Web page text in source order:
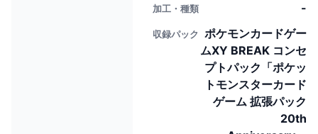
加工・種類 -
収録パック
ポケモンカードゲー
ムXY BREAK コンセ
プトパック「ポケッ
トモンスターカード
ゲーム 拡張パック
20th